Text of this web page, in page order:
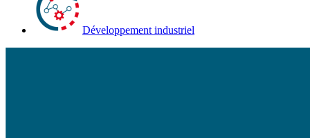
Développement industriel